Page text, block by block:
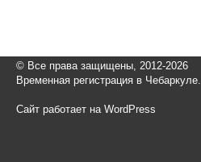
© Все права защищены, 2012-2026
Временная регистрация в Чебаркуле.
Сайт работает на WordPress